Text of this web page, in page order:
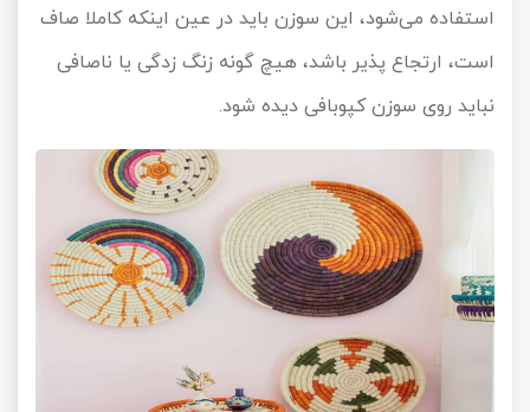
استفاده می‌شود، این سوزن باید در عین اینکه کاملا صاف
است، ارتجاع پذیر باشد، هیچ گونه زنگ زدگی یا ناصافی
نباید روی سوزن کپوبافی دیده شود.